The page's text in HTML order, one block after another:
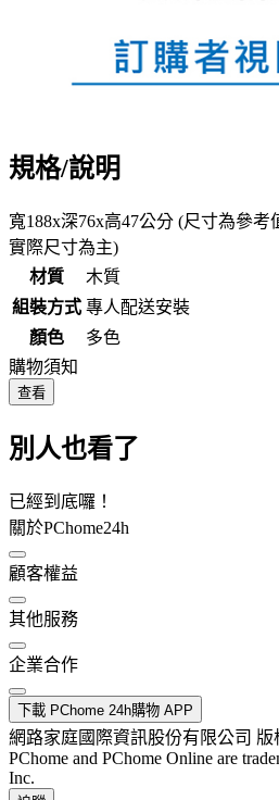
規格/說明
寬188x深76x高47公分 (尺寸為參
實際尺寸為主)
材質
木質
組裝方式 專人配送安裝
顏色
多色
購物須知
查看
別人也看了
已經到底囉！
關於PChome24h
顧客權益
其他服務
企業合作
下載 PChome 24h購物 APP
網路家庭國際資訊股份有限公司
PChome and PChome Online are
Inc.